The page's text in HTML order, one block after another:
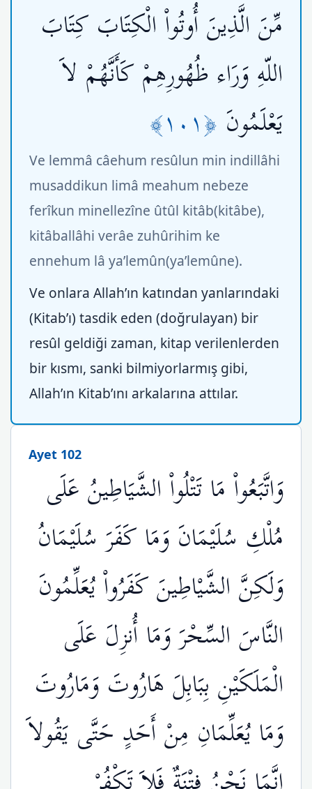
مِّنَ الَّذِينَ أُوتُواْ الْكِتَابَ كِتَابَ
اللّهِ وَرَاء ظُهُورِهِمْ كَأَنَّهُمْ لاَ
يَعْلَمُونَ ﴿١٠١﴾
Ve lemmâ câehum resûlun min indillâhi
musaddikun limâ meahum nebeze
ferîkun minellezîne ûtûl kitâb(kitâbe),
kitâballâhi verâe zuhûrihim ke
ennehum lâ ya’lemûn(ya’lemûne).
Ve onlara Allah’ın katından yanlarındaki
(Kitab’ı) tasdik eden (doğrulayan) bir
resûl geldiği zaman, kitap verilenlerden
bir kısmı, sanki bilmiyorlarmış gibi,
Allah’ın Kitab’ını arkalarına attılar.
Ayet 102
وَاتَّبَعُواْ مَا تَتْلُواْ الشَّيَاطِينُ عَلَى
مُلْكِ سُلَيْمَانَ وَمَا كَفَرَ سُلَيْمَانُ
وَلَكِنَّ الشَّيْاطِينَ كَفَرُواْ يُعَلِّمُونَ
النَّاسَ السِّحْرَ وَمَا أُنزِلَ عَلَى
الْمَلَكَيْنِ بِبَابِلَ هَارُوتَ وَمَارُوتَ
وَمَا يُعَلِّمَانِ مِنْ أَحَدٍ حَتَّى يَقُولاَ